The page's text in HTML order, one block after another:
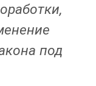
под